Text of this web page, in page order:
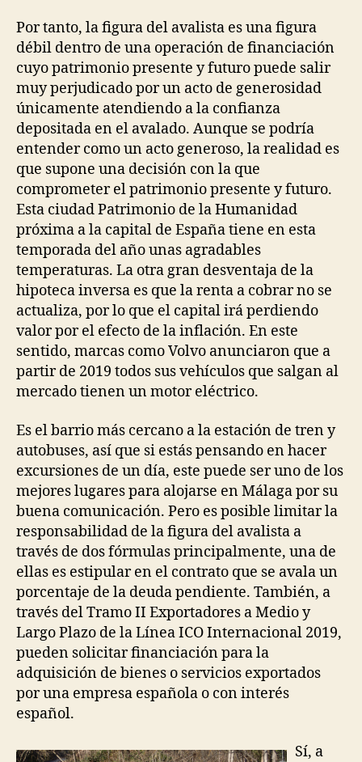
Por tanto, la figura del avalista es una figura
débil dentro de una operación de financiación
cuyo patrimonio presente y futuro puede salir
muy perjudicado por un acto de generosidad
únicamente atendiendo a la confianza
depositada en el avalado. Aunque se podría
entender como un acto generoso, la realidad es
que supone una decisión con la que
comprometer el patrimonio presente y futuro.
Esta ciudad Patrimonio de la Humanidad
próxima a la capital de España tiene en esta
temporada del año unas agradables
temperaturas. La otra gran desventaja de la
hipoteca inversa es que la renta a cobrar no se
actualiza, por lo que el capital irá perdiendo
valor por el efecto de la inflación. En este
sentido, marcas como Volvo anunciaron que a
partir de 2019 todos sus vehículos que salgan al
mercado tienen un motor eléctrico.
Es el barrio más cercano a la estación de tren y
autobuses, así que si estás pensando en hacer
excursiones de un día, este puede ser uno de los
mejores lugares para alojarse en Málaga por su
buena comunicación. Pero es posible limitar la
responsabilidad de la figura del avalista a
través de dos fórmulas principalmente, una de
ellas es estipular en el contrato que se avala un
porcentaje de la deuda pendiente. También, a
través del Tramo II Exportadores a Medio y
Largo Plazo de la Línea ICO Internacional 2019,
pueden solicitar financiación para la
adquisición de bienes o servicios exportados
por una empresa española o con interés
español.
Sí, a